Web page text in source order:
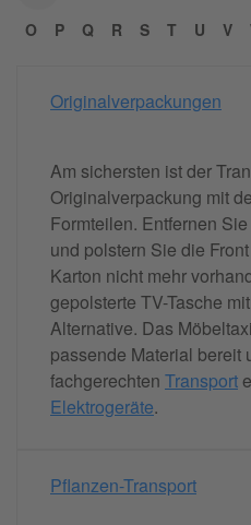
O
P Q R S T U V
Originalverpackungen
Am sichersten ist der
Originalverpackung mit
Formteilen. Entfernen
und polstern Sie die
Karton nicht mehr
gepolsterte TV-Tasche
Alternative. Das
passende Material bereit
fachgerechten Transport
Elektrogeräte.
Pflanzen-Transport